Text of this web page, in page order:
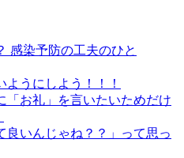
感染予防の工夫のひと
ようにしよう！！！
「お礼」を言いたいためだけ
良いんじゃね？？」って思っ